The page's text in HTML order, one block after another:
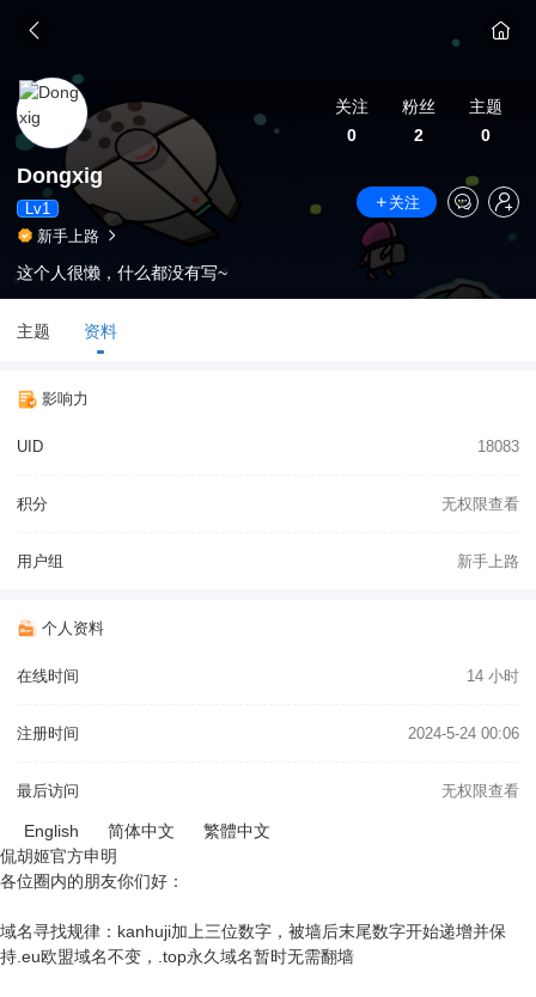
关注
0
粉丝
2
主题
0
Dongxig
Lv1
关注
新手上路
这个人很懒，什么都没有写~
主题 资料
影响力
UID 18083
积分 无权限查看
用户组 新手上路
个人资料
在线时间 14 小时
注册时间 2024-5-24 00:06
最后访问 无权限查看
English 简体中文
繁體中文
侃胡姬官方申明
各位圈内的朋友你们好：
域名寻找规律：kanhuji加上三位数字，被墙后末尾数字开始递增并保
持.eu欧盟域名不变，.top永久域名暂时无需翻墙